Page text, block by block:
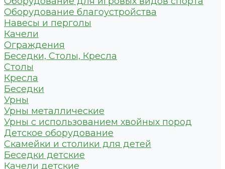
Оборудование благоустройства
Навесы и перголы
Качели
Ограждения
Беседки, Столы, Кресла
Столы
Кресла
Беседки
Урны
Урны металлические
Урны с использованием хвойных пород
Детское оборудование
Скамейки и столики для детей
Беседки детские
Качели детские